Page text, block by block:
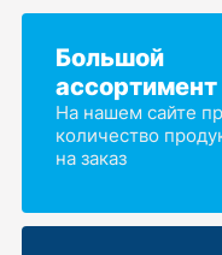
Большой
ассортимент
На нашем сайте
количество
на заказ